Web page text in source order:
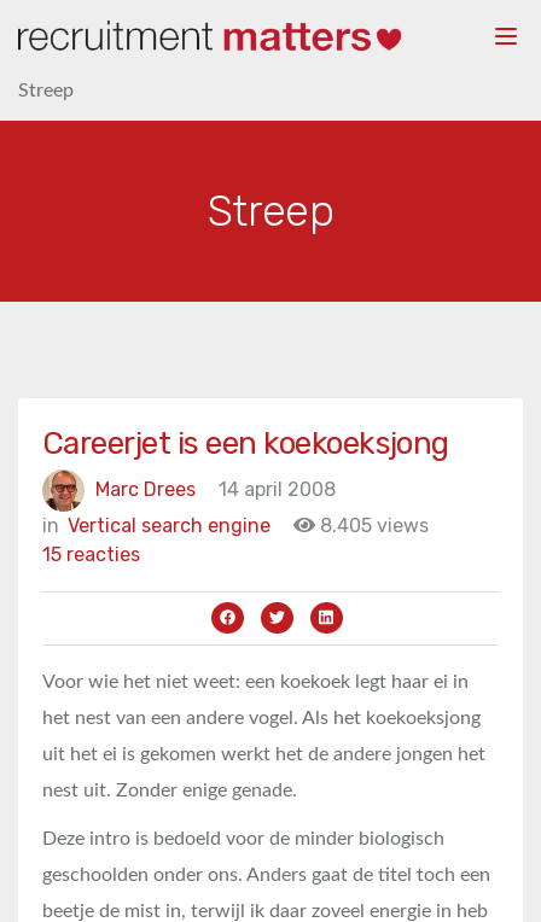
Streep
Streep
Careerjet is een koekoeksjong
Marc Drees
14 april 2008
in Vertical search engine
8.405 views
15 reacties
Voor wie het niet weet: een koekoek legt haar ei in
het nest van een andere vogel. Als het koekoeksjong
uit het ei is gekomen werkt het de andere jongen het
nest uit. Zonder enige genade.
Deze intro is bedoeld voor de minder biologisch
geschoolden onder ons. Anders gaat de titel toch een
beetje de mist in, terwijl ik daar zoveel energie in heb